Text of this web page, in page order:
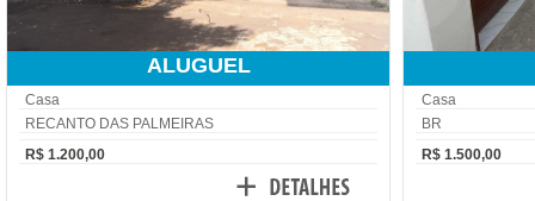
ALUGUEL
Casa
RECANTO DAS PALMEIRAS
R$ 1.200,00
Casa
BR
R$ 1.500,00